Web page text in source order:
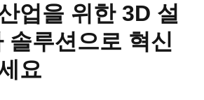
업을 위한 3D 설
솔루션으로 혁신
요